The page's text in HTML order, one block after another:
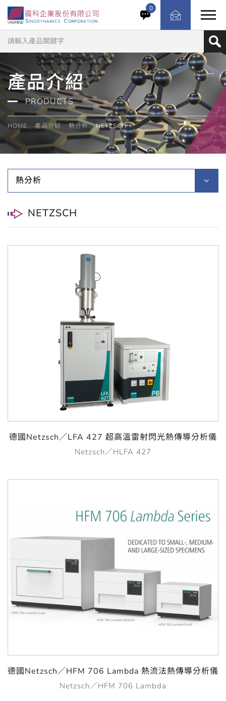
0
產品介紹
PRODUCTS
HOME 產品介紹 熱分析 NETZSCH
熱分析
NETZSCH
德國Netzsch／LFA 427 超高溫雷射閃光熱傳導分析儀
Netzsch／HLFA 427
德國Netzsch／HFM 706 Lambda 熱流法熱傳導分析儀
Netzsch／HFM 706 Lambda